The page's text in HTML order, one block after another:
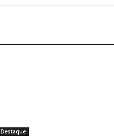
Destaque